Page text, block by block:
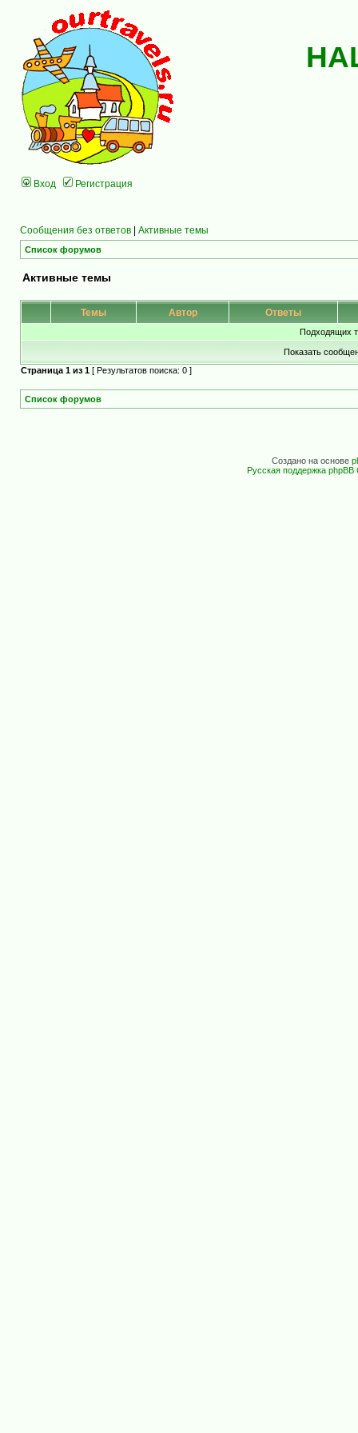
Вход Регистрация
Сообщения без ответов | Активные темы
Список форумов
Активные темы
Темы Автор Ответы
Подходящих
Показать
Страница 1 из 1 [ Результатов поиска: 0 ]
Список форумов
Создано на основе
Русская поддержка phpBB